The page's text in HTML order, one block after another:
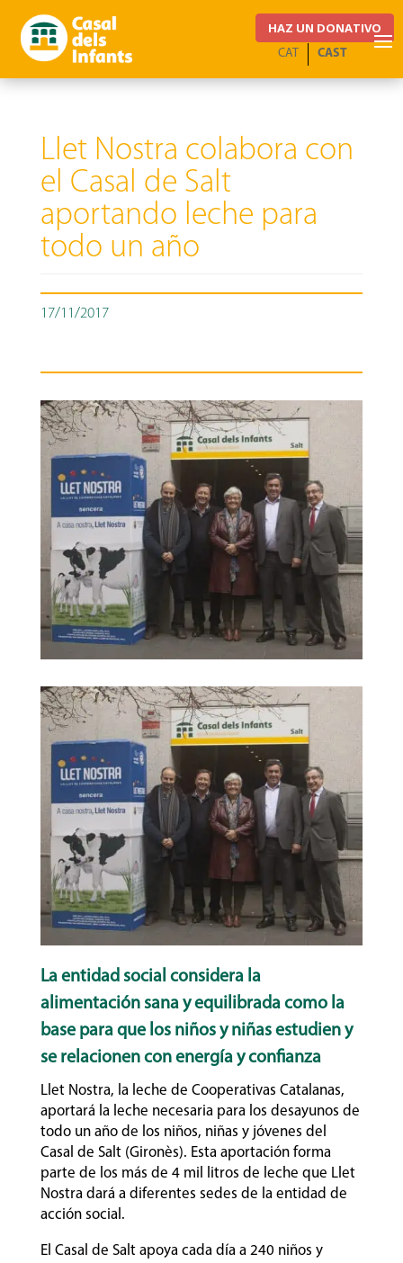
HAZ UN DONATIVO
CAST
CAT
Llet Nostra colabora con
el Casal de Salt
aportando leche para
todo un año
17/11/2017
La entidad social considera la
alimentación sana y equilibrada como la
base para que los niños y niñas estudien y
se relacionen con energía y confianza
Llet Nostra, la leche de Cooperativas Catalanas,
aportará la leche necesaria para los desayunos de
todo un año de los niños, niñas y jóvenes del
Casal de Salt (Gironès). Esta aportación forma
parte de los más de 4 mil litros de leche que Llet
Nostra dará a diferentes sedes de la entidad de
acción social.
El Casal de Salt apoya cada día a 240 niños y